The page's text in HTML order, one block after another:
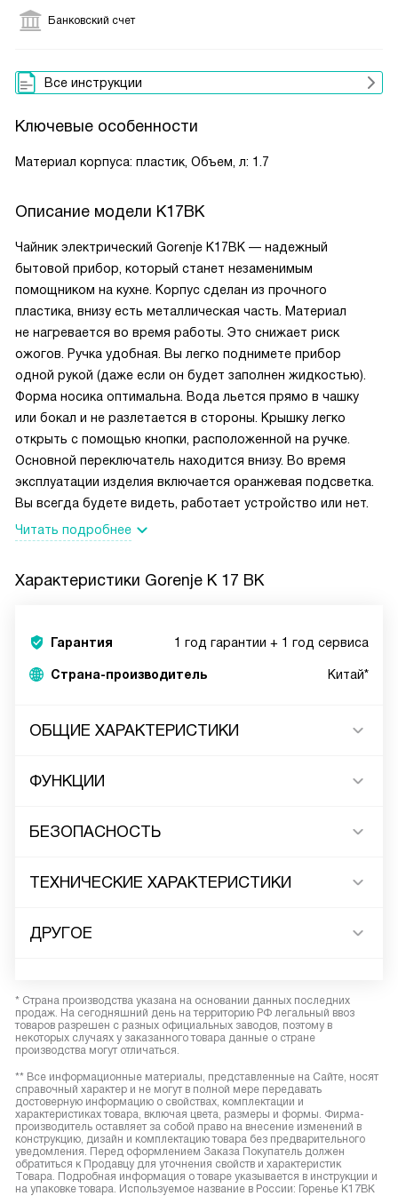
Банковский счет
Все инструкции
Ключевые особенности
Материал корпуса: пластик, Объем, л: 1.7
Описание модели K17BK
Чайник электрический Gorenje K17BK — надежный
бытовой прибор, который станет незаменимым
помощником на кухне. Корпус сделан из прочного
пластика, внизу есть металлическая часть. Материал
не нагревается во время работы. Это снижает риск
ожогов. Ручка удобная. Вы легко поднимете прибор
одной рукой (даже если он будет заполнен жидкостью).
Форма носика оптимальна. Вода льется прямо в чашку
или бокал и не разлетается в стороны. Крышку легко
открыть с помощью кнопки, расположенной на ручке.
Основной переключатель находится внизу. Во время
эксплуатации изделия включается оранжевая подсветка.
Вы всегда будете видеть, работает устройство или нет.
Читать подробнее
Характеристики Gorenje K 17 BK
Гарантия 1 год гарантии + 1 год сервиса
Страна-производитель Китай*
ОБЩИЕ ХАРАКТЕРИСТИКИ
ФУНКЦИИ
БЕЗОПАСНОСТЬ
ТЕХНИЧЕСКИЕ ХАРАКТЕРИСТИКИ
ДРУГОЕ
* Страна производства указана на основании данных последних
продаж. На сегодняшний день на территорию РФ легальный ввоз
товаров разрешен с разных официальных заводов, поэтому в
некоторых случаях у заказанного товара данные о стране
производства могут отличаться.
** Все информационные материалы, представленные на Сайте, носят
справочный характер и не могут в полной мере передавать
достоверную информацию о свойствах, комплектации и
характеристиках товара, включая цвета, размеры и формы. Фирма-
производитель оставляет за собой право на внесение изменений в
конструкцию, дизайн и комплектацию товара без предварительного
уведомления. Перед оформлением Заказа Покупатель должен
обратиться к Продавцу для уточнения свойств и характеристик
Товара. Подробная информация о товаре указывается в инструкции и
на упаковке товара. Используемое название в России: Горенье K17BK